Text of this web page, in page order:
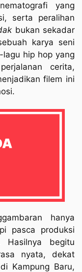
yang
serta peralihan
bukan sekadar
karya seni
hip hop yang
cerita,
filem ini
hanya
pasca produksi
Hasilnya begitu
nyata, dekat
Kampung Baru,